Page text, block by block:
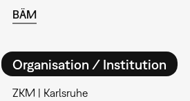
BÄM
Organisation / Institution
ZKM | Karlsruhe